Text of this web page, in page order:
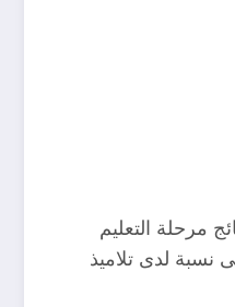
في ندوة وطنية تقييمية وتحضير الامتحانات المدرسية دورة 2023 ، بخصوص نتائج مرحلة التعليم
10 من 20 وهو ما يعادل نسبة 65.73 بالمائة, وسجلت أعلى نسبة لدى تلاميذ